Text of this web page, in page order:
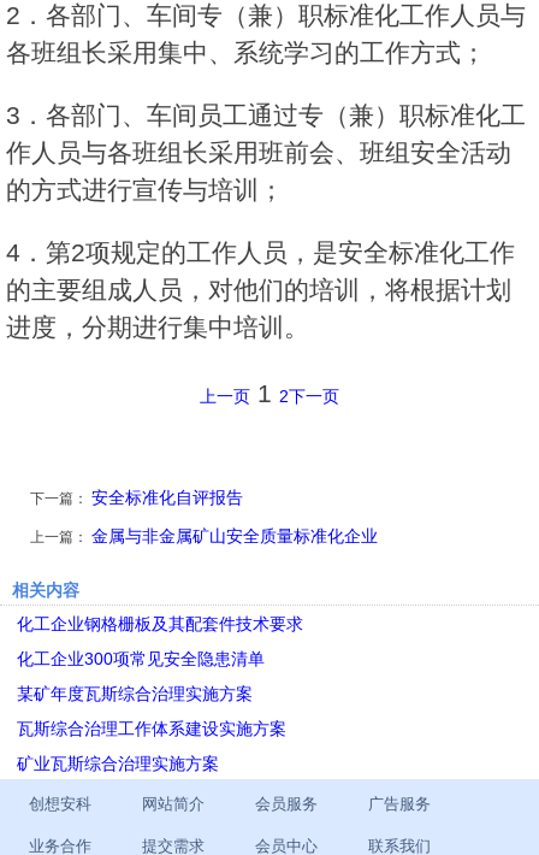
2．各部门、车间专（兼）职标准化工作人员与
各班组长采用集中、系统学习的工作方式；
3．各部门、车间员工通过专（兼）职标准化工
作人员与各班组长采用班前会、班组安全活动
的方式进行宣传与培训；
4．第2项规定的工作人员，是安全标准化工作
的主要组成人员，对他们的培训，将根据计划
进度，分期进行集中培训。
上一页 1 2下一页
下一篇： 安全标准化自评报告
上一篇： 金属与非金属矿山安全质量标准化企业
相关内容
化工企业钢格栅板及其配套件技术要求
化工企业300项常见安全隐患清单
某矿年度瓦斯综合治理实施方案
瓦斯综合治理工作体系建设实施方案
矿业瓦斯综合治理实施方案
创想安科 网站简介 会员服务 广告服务
业务合作 提交需求 会员中心 联系我们